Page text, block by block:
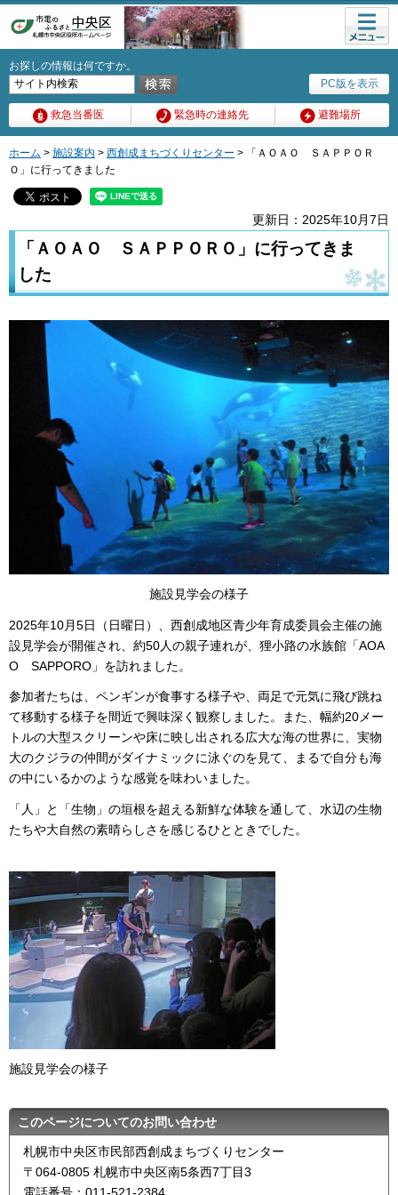
PC版を表示
お探しの情報は何ですか。
救急当番医 緊急時の連絡先 避難場所
メニュ
ー
ホーム > 施設案内 > 西創成まちづくりセンター > 「ＡＯＡＯ ＳＡＰＰＯＲ
Ｏ」に行ってきました
更新日：2025年10月7日
「ＡＯＡＯ ＳＡＰＰＯＲＯ」に行ってきま
した
施設見学会の様子
2025年10月5日（日曜日）、西創成地区青少年育成委員会主催の施
設見学会が開催され、約50人の親子連れが、狸小路の水族館「AOA
O SAPPORO」を訪れました。
参加者たちは、ペンギンが食事する様子や、両足で元気に飛び跳ね
て移動する様子を間近で興味深く観察しました。また、幅約20メー
トルの大型スクリーンや床に映し出される広大な海の世界に、実物
大のクジラの仲間がダイナミックに泳ぐのを見て、まるで自分も海
の中にいるかのような感覚を味わいました。
「人」と「生物」の垣根を超える新鮮な体験を通して、水辺の生物
たちや大自然の素晴らしさを感じるひとときでした。
施設見学会の様子
このページについてのお問い合わせ
札幌市中央区市民部西創成まちづくりセンター
〒064-0805 札幌市中央区南5条西7丁目3